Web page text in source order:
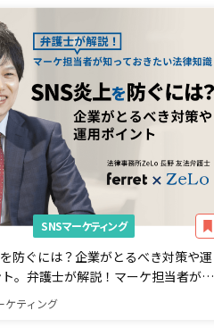
SNSマーケティング
防ぐには？企業がとるべき対策や運
。弁護士が解説！マーケ担当者が知
い法律知識
ケティング